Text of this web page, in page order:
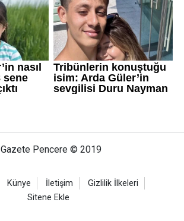
Gazete Pencere © 2019
Künye İletişim
Gizlilik İlkeleri
Sitene Ekle